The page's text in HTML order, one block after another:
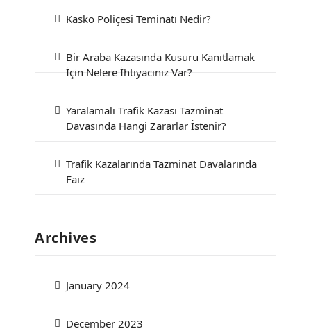
Kasko Poliçesi Teminatı Nedir?
Bir Araba Kazasında Kusuru Kanıtlamak
İçin Nelere İhtiyacınız Var?
Yaralamalı Trafik Kazası Tazminat
Davasında Hangi Zararlar İstenir?
Trafik Kazalarında Tazminat Davalarında
Faiz
Archives
January 2024
December 2023